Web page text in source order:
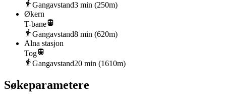
Gangavstand3 min (250m)
Økern
T-bane
Gangavstand8 min (620m)
Alna stasjon
Tog
Gangavstand20 min (1610m)
Søkeparametere